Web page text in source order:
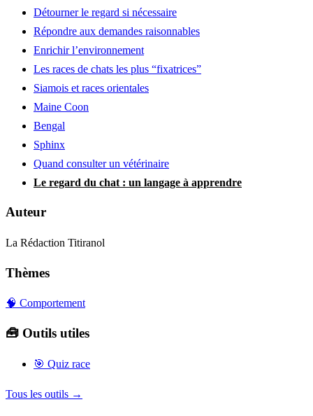
Détourner le regard si nécessaire
Répondre aux demandes raisonnables
Enrichir l’environnement
Les races de chats les plus “fixatrices”
Siamois et races orientales
Maine Coon
Bengal
Sphinx
Quand consulter un vétérinaire
Le regard du chat : un langage à apprendre
Auteur
La Rédaction Titiranol
Thèmes
🧠 Comportement
🧰 Outils utiles
🎯 Quiz race
Tous les outils →